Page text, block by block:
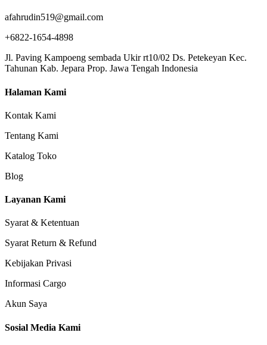
afahrudin519@gmail.com
+6822-1654-4898
Jl. Paving Kampoeng sembada Ukir rt10/02 Ds. Petekeyan Kec.
Tahunan Kab. Jepara Prop. Jawa Tengah Indonesia
Halaman Kami
Kontak Kami
Tentang Kami
Katalog Toko
Blog
Layanan Kami
Syarat & Ketentuan
Syarat Return & Refund
Kebijakan Privasi
Informasi Cargo
Akun Saya
Sosial Media Kami